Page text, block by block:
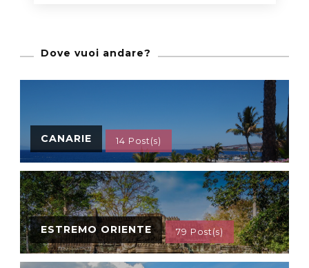
Dove vuoi andare?
CANARIE 14 Post(s)
ESTREMO ORIENTE 79 Post(s)